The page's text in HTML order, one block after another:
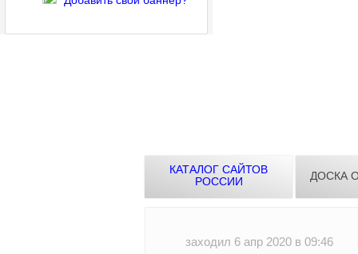
КАТАЛОГ САЙТОВ
РОССИИ
ДОСКА
заходил 6 апр 2020 в 09:46